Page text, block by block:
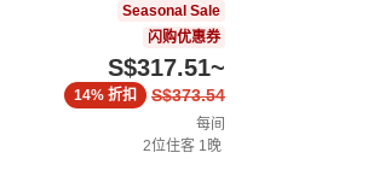
Seasonal Sale
闪购优惠券
S$317.51~
S$373.54
14% 折扣
每间
2位住客 1晚